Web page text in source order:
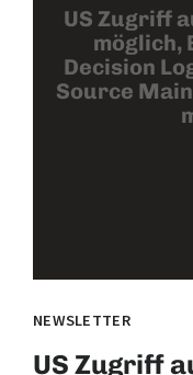
US Zugriff
möglich,
Decision
Source
NEWSLETTER
US Zugriff